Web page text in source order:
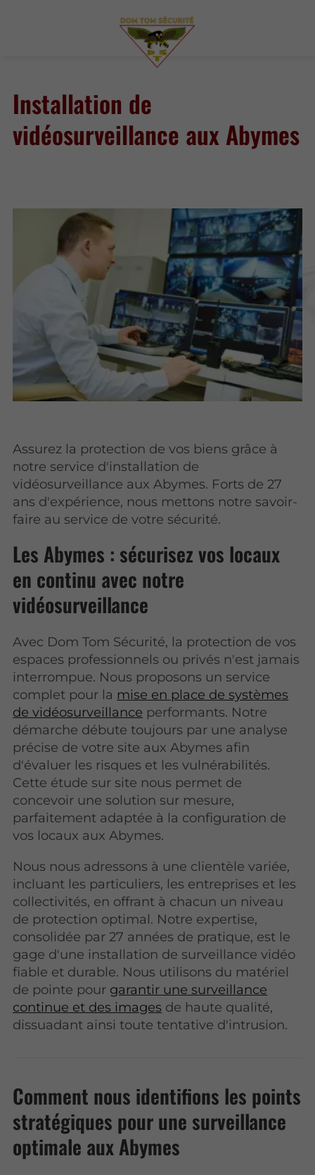
Installation de
vidéosurveillance aux Abymes
Assurez la protection de vos biens grâce à
notre service d'installation de
vidéosurveillance aux Abymes. Forts de 27
ans d'expérience, nous mettons notre savoir-
faire au service de votre sécurité.
Les Abymes : sécurisez vos locaux
en continu avec notre
vidéosurveillance
Avec Dom Tom Sécurité, la protection de vos
espaces professionnels ou privés n'est jamais
interrompue. Nous proposons un service
complet pour la mise en place de systèmes
de vidéosurveillance performants. Notre
démarche débute toujours par une analyse
précise de votre site aux Abymes afin
d'évaluer les risques et les vulnérabilités.
Cette étude sur site nous permet de
concevoir une solution sur mesure,
parfaitement adaptée à la configuration de
vos locaux aux Abymes.
Nous nous adressons à une clientèle variée,
incluant les particuliers, les entreprises et les
collectivités, en offrant à chacun un niveau
de protection optimal. Notre expertise,
consolidée par 27 années de pratique, est le
gage d'une installation de surveillance vidéo
fiable et durable. Nous utilisons du matériel
de pointe pour garantir une surveillance
continue et des images de haute qualité,
dissuadant ainsi toute tentative d'intrusion.
Comment nous identifions les points
stratégiques pour une surveillance
optimale aux Abymes